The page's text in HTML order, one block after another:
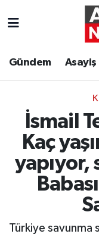
Gündem Asayiş
İsmail
Kaç
yapıyor,
Türkiye savunma
Ekonomi
Gündem
Kim Kimdir
Resmi İlanlar
Ankara Hava
Tüm
Son Dakika
Haber Arşivi